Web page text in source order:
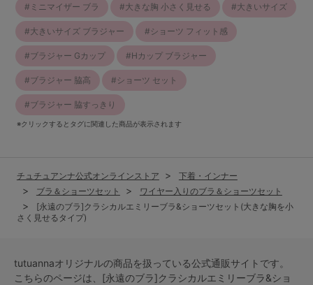
ミニマイザー ブラ 大きな胸 小さく見せる 大きいサイズ
大きいサイズ ブラジャー ショーツ フィット感
ブラジャー Gカップ Hカップ ブラジャー
ブラジャー 脇高 ショーツ セット
ブラジャー 脇すっきり
※クリックするとタグに関連した商品が表示されます
チュチュアンナ公式オンラインストア
下着・インナー
ブラ＆ショーツセット
ワイヤー入りのブラ＆ショーツセット
[永遠のブラ]クラシカルエミリーブラ&ショーツセット(大きな胸を小
さく見せるタイプ)
tutuannaオリジナルの商品を扱っている公式通販サイトです。
こちらのページは、[永遠のブラ]クラシカルエミリーブラ&ショ